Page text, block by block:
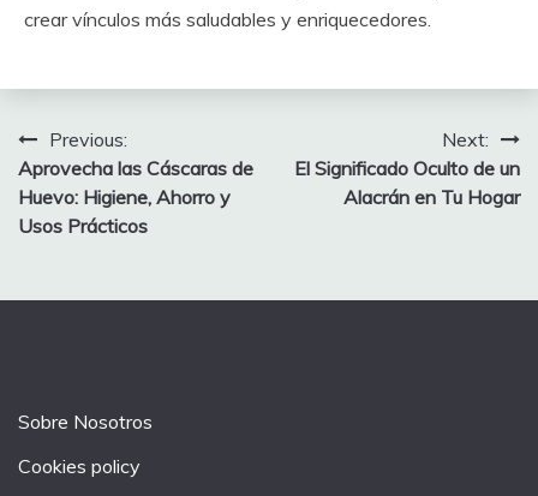
crear vínculos más saludables y enriquecedores.
Post
navigation
Previous:
Aprovecha las Cáscaras de
Huevo: Higiene, Ahorro y
Usos Prácticos
Next:
El Significado Oculto de un
Alacrán en Tu Hogar
Sobre Nosotros
Cookies policy